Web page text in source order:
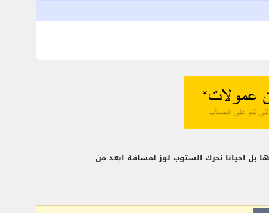
بل احيانا نحرك الستوب لوز لمسافة ابعد من